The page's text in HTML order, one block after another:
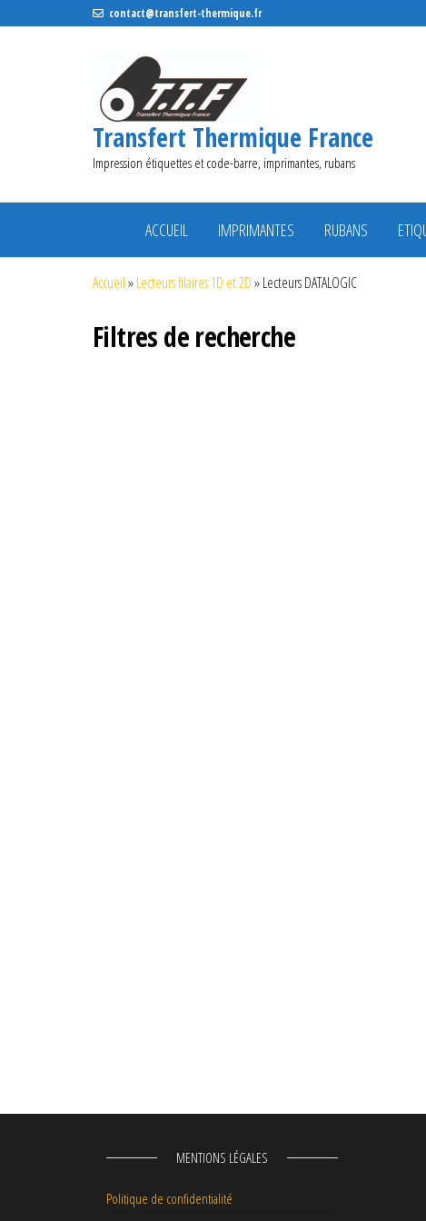
contact@transfert-thermique.fr
Transfert Thermique France
Impression étiquettes et code-barre, imprimantes, rubans
ACCUEIL IMPRIMANTES RUBANS
Accueil»Lecteurs filaires 1D et 2D»Lecteurs DATALOGIC
Filtres de recherche
MENTIONS LÉGALES
Politique de confidentialité